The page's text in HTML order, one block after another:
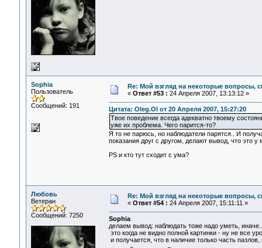
Sophia
Пользователь
Сообщений: 191
Re: Мой взгляд на некоторые вопросы,
« Ответ #53 : 24 Апреля 2007, 13:13:12 »
Цитата: Oleg.Ol от 20 Апреля 2007, 15:27:20
Твое поведение всегда адекватно твоему
уже их проблема. Чего парится-то?
Я то не парюсь, но наблюдатели парятся.. И
показания друг с другом, делают вывод, что это
PS и кто тут сходит с ума?
Любовь
Ветеран
Сообщений: 7250
Re: Мой взгляд на некоторые вопросы,
« Ответ #54 : 24 Апреля 2007, 15:11:11 »
Sophia
делаем вывод: наблюдать тоже надо уметь,
это когда не видно полной картинки - ну не все
и получается, что в наличие только часть